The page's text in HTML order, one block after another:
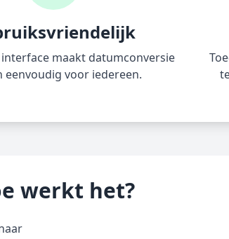
maakt datumconversie
eenvoudig voor iedereen.
werkt het?